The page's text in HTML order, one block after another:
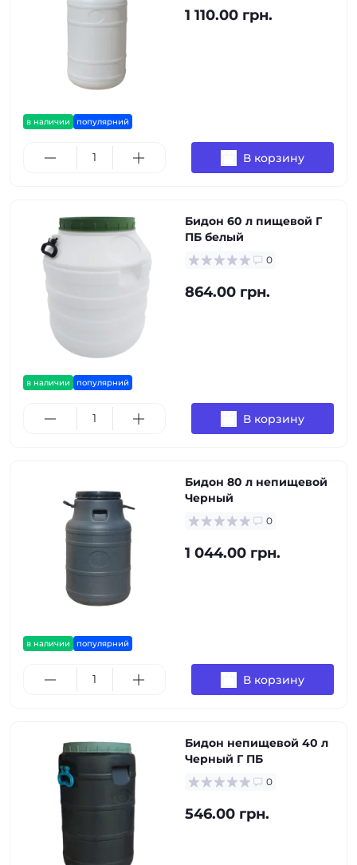
в наличии популярний
1 110.00 грн.
В корзину
в наличии популярний
Бидон 60 л пищевой Г
ПБ белый
0
864.00 грн.
В корзину
в наличии популярний
Бидон 80 л непищевой
Черный
0
1 044.00 грн.
В корзину
Бидон непищевой 40 л
Черный Г ПБ
0
546.00 грн.